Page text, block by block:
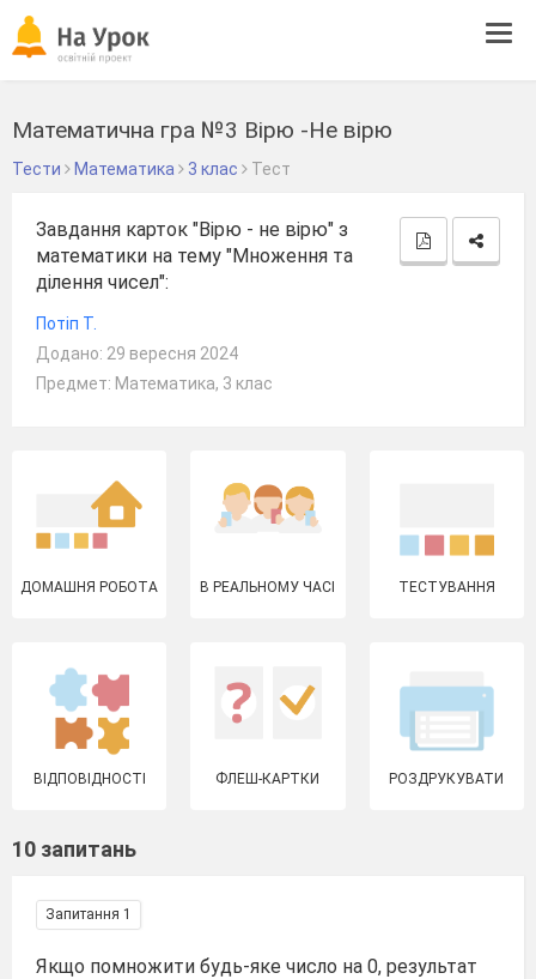
Математична гра №3 Вірю -Не вірю
Тести Математика 3 клас Тест
Завдання карток "Вірю - не вірю" з
математики на тему "Множення та
ділення чисел":
Потіп Т.
Додано: 29 вересня 2024
Предмет: Математика, 3 клас
ДОМАШНЯ РОБОТА В РЕАЛЬНОМУ ЧАСІ ТЕСТУВАННЯ
ВІДПОВІДНОСТІ ФЛЕШ-КАРТКИ РОЗДРУКУВАТИ
10 запитань
Запитання 1
Якщо помножити будь-яке число на 0, результат